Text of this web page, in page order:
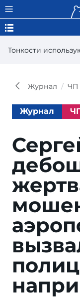
Тонкости
Журнал ЧП
Журнал